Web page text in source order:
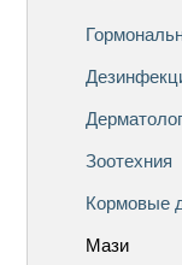
Зоотехния
Кормовые
Мази